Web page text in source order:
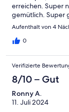
erreichen. Super
gemütlich. Super
Aufenthalt von 4
0
Verifizierte
8/10 – Gut
Ronny A.
11. Juli 2024